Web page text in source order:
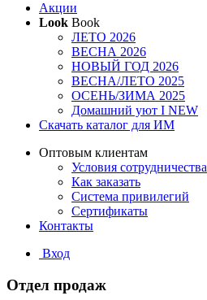
Акции
Look Book
ЛЕТО 2026
ВЕСНА 2026
НОВЫЙ ГОД 2026
ВЕСНА/ЛЕТО 2025
ОСЕНЬ/ЗИМА 2025
Домашний уют I NEW
Скачать каталог для ИМ
Оптовым клиентам
Условия сотрудничества
Как заказать
Система привилегий
Сертификаты
Контакты
Вход
Отдел продаж